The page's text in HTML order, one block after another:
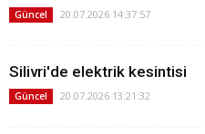
Güncel 20.07.2026 14:37:57
Silivri'de elektrik kesintisi
Güncel 20.07.2026 13:21:32